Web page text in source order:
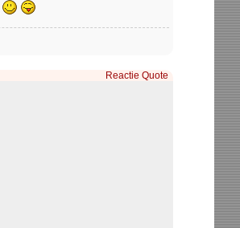
Reactie Quote